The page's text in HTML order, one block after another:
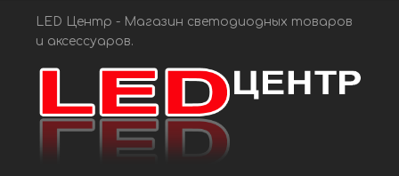
LED Центр - Магазин светодиодных товаров
и аксессуаров.